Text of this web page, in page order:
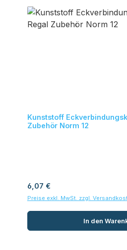
Kunststoff
Zubehör Norm 12
Regulärer Preis:
6,07 €
Preise exkl. MwSt. zzgl.
In den